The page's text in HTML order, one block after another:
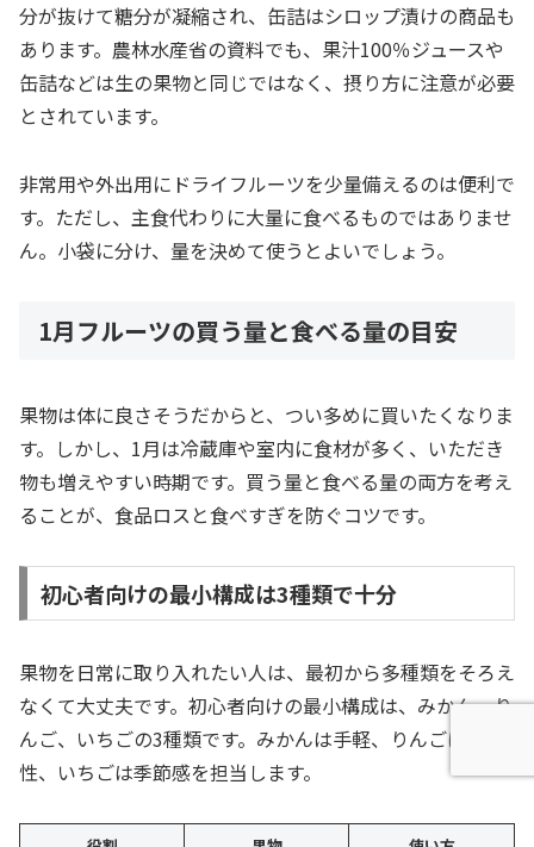
分が抜けて糖分が凝縮され、缶詰はシロップ漬けの商品も
あります。農林水産省の資料でも、果汁100％ジュースや
缶詰などは生の果物と同じではなく、摂り方に注意が必要
とされています。
非常用や外出用にドライフルーツを少量備えるのは便利で
す。ただし、主食代わりに大量に食べるものではありませ
ん。小袋に分け、量を決めて使うとよいでしょう。
1月フルーツの買う量と食べる量の目安
果物は体に良さそうだからと、つい多めに買いたくなりま
す。しかし、1月は冷蔵庫や室内に食材が多く、いただき
物も増えやすい時期です。買う量と食べる量の両方を考え
ることが、食品ロスと食べすぎを防ぐコツです。
初心者向けの最小構成は3種類で十分
果物を日常に取り入れたい人は、最初から多種類をそろえ
なくて大丈夫です。初心者向けの最小構成は、みかん、り
んご、いちごの3種類です。みかんは手軽、りんごは保存
性、いちごは季節感を担当します。